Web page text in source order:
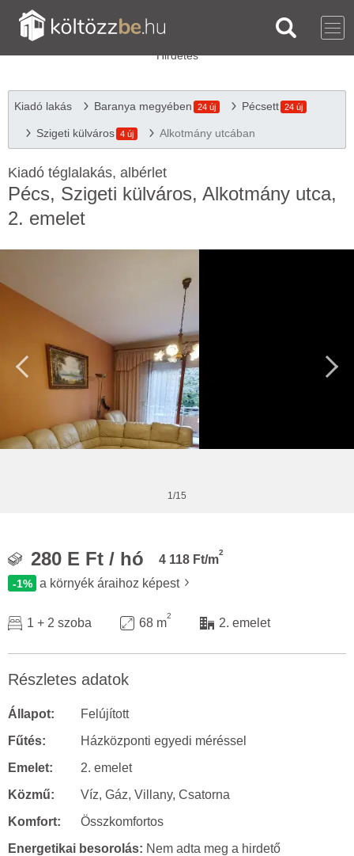
Kiadó lakás Baranya megyében 24 új Pécsett 24 új
Szigeti külváros 4 új Alkotmány utcában
Kiadó téglalakás, albérlet
Pécs, Szigeti külváros, Alkotmány utca,
2. emelet
1/15
280 E Ft / hó 4 118 Ft/m
2
-1% a környék áraihoz képest
1 + 2 szoba 68 m
2
2. emelet
Részletes adatok
Állapot:
Felújított
Fűtés:
Házközponti egyedi méréssel
Emelet:
2. emelet
Közmű:
Víz, Gáz, Villany, Csatorna
Komfort:
Összkomfortos
Energetikai besorolás: Nem adta meg a hirdető